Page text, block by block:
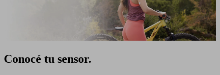
Conocé tu sensor.